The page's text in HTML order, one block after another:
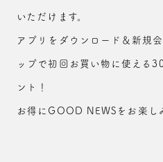
いただけます。
アプリをダウンロード＆新規
ップで初回お買い物に使える
ント！
お得にGOOD NEWSをお楽し